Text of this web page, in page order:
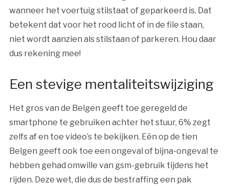
wanneer het voertuig stilstaat of geparkeerd is. Dat
betekent dat voor het rood licht of in de file staan,
niet wordt aanzien als stilstaan of parkeren. Hou daar
dus rekening mee!
Een stevige mentaliteitswijziging
Het gros van de Belgen geeft toe geregeld de
smartphone te gebruiken achter het stuur, 6% zegt
zelfs af en toe video’s te bekijken. Eén op de tien
Belgen geeft ook toe een ongeval of bijna-ongeval te
hebben gehad omwille van gsm-gebruik tijdens het
rijden. Deze wet, die dus de bestraffing een pak